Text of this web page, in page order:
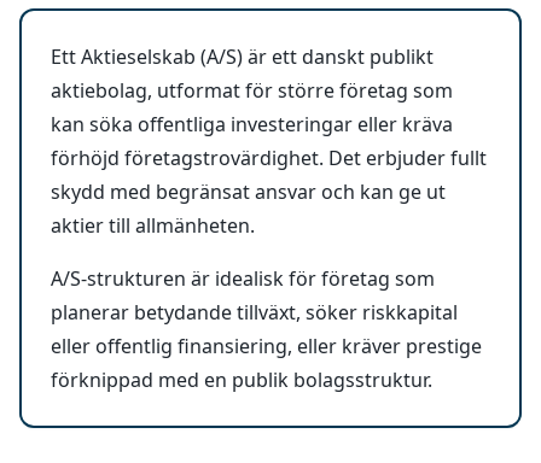
Ett Aktieselskab (A/S) är ett danskt publikt
aktiebolag, utformat för större företag som
kan söka offentliga investeringar eller kräva
förhöjd företagstrovärdighet. Det erbjuder fullt
skydd med begränsat ansvar och kan ge ut
aktier till allmänheten.
A/S-strukturen är idealisk för företag som
planerar betydande tillväxt, söker riskkapital
eller offentlig finansiering, eller kräver prestige
förknippad med en publik bolagsstruktur.